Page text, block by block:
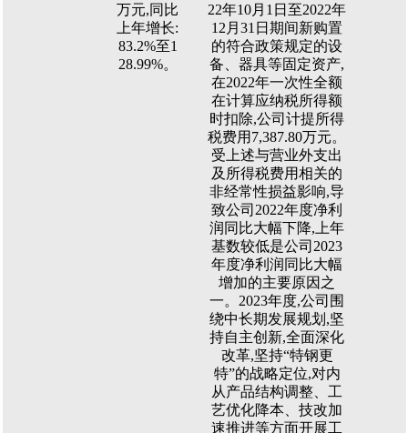
万元,同比
上年增长:
83.2%至1
28.99%。
22年10月1日至2022年
12月31日期间新购置
的符合政策规定的设
备、器具等固定资产,
在2022年一次性全额
在计算应纳税所得额
时扣除,公司计提所得
税费用7,387.80万元。
受上述与营业外支出
及所得税费用相关的
非经常性损益影响,导
致公司2022年度净利
润同比大幅下降,上年
基数较低是公司2023
年度净利润同比大幅
增加的主要原因之
一。2023年度,公司围
绕中长期发展规划,坚
持自主创新,全面深化
改革,坚持“特钢更
特”的战略定位,对内
从产品结构调整、工
艺优化降本、技改加
速推进等方面开展工